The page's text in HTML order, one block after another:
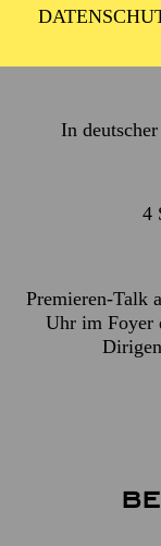
In
4
Premieren-Talk
Uhr im Foyer